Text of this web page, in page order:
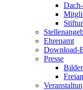
Ehrenamt
Download-
Presse